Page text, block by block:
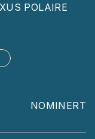
POLAIRE
NOMINERT